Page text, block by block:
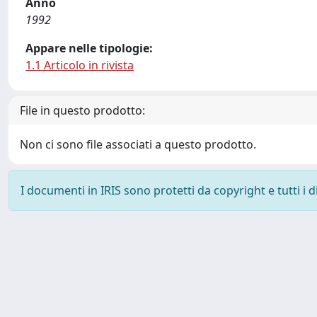
1992
Appare nelle tipologie:
1.1 Articolo in rivista
File in questo prodotto:
Non ci sono file associati a questo prodotto.
I documenti in IRIS sono protetti da copyright e tutti i